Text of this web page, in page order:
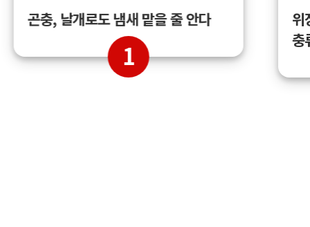
곤충, 날개로도 냄새 맡을 줄 안다
1
위
충